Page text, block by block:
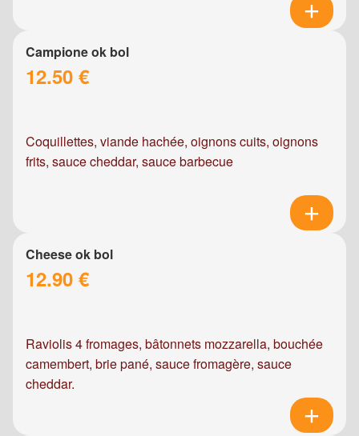
Campione ok bol
12.50 €
Coquillettes, viande hachée, oignons cuits, oignons
frits, sauce cheddar, sauce barbecue
Cheese ok bol
12.90 €
Raviolis 4 fromages, bâtonnets mozzarella, bouchée
camembert, brie pané, sauce fromagère, sauce
cheddar.